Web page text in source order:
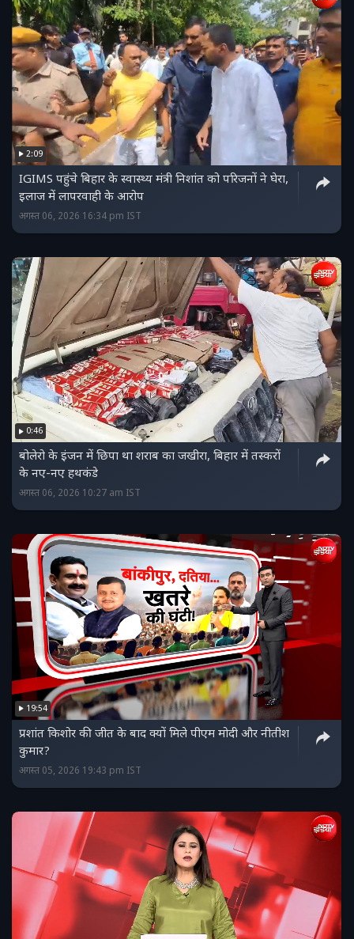
2:09
IGIMS पहुंचे बिहार के स्वास्थ्य मंत्री निशांत को परिजनों ने घेरा,
इलाज में लापरवाही के आरोप
अगस्त 06, 2026 16:34 pm IST
0:46
बोलेरो के इंजन में छिपा था शराब का जखीरा, बिहार में तस्‍करों
के नए-नए हथकंडे
अगस्त 06, 2026 10:27 am IST
19:54
प्रशांत किशोर की जीत के बाद क्यों मिले पीएम मोदी और नीतीश
कुमार?
अगस्त 05, 2026 19:43 pm IST